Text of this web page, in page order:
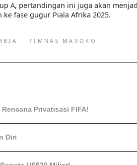
A, pertandingan ini juga akan
fase gugur Piala Afrika 2025.
TIMNAS MAROKO
Rencana Privatisasi FIFA!
Diri